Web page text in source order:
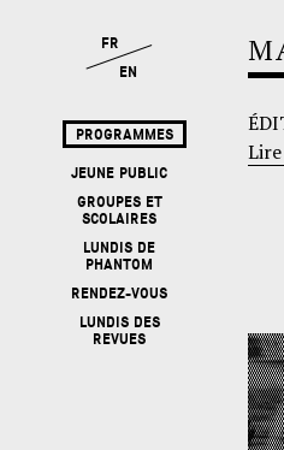
PROGRAMMES
JEUNE PUBLIC
GROUPES ET
SCOLAIRES
LUNDIS DE
PHANTOM
RENDEZ-VOUS
LUNDIS DES
REVUES
FR
EN
Lire